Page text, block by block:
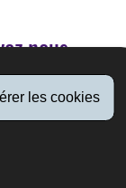
les cookies
nous
Linkedin